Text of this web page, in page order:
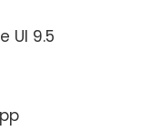
UI 9.5